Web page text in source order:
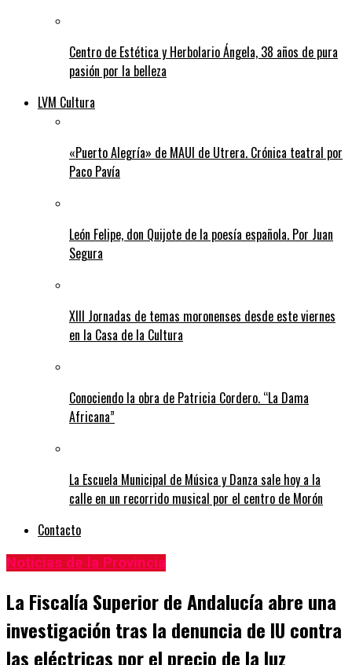
Centro de Estética y Herbolario Ángela, 38 años de pura
pasión por la belleza
LVM Cultura
«Puerto Alegría» de MAUI de Utrera. Crónica teatral por
Paco Pavía
León Felipe, don Quijote de la poesía española. Por Juan
Segura
XIII Jornadas de temas moronenses desde este viernes
en la Casa de la Cultura
Conociendo la obra de Patricia Cordero. “La Dama
Africana”
La Escuela Municipal de Música y Danza sale hoy a la
calle en un recorrido musical por el centro de Morón
Contacto
Noticias de la Provincia
La Fiscalía Superior de Andalucía abre una
investigación tras la denuncia de IU contra
las eléctricas por el precio de la luz